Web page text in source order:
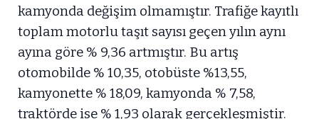
kamyonda değişim olmamıştır. Trafiğe kayıtlı
toplam motorlu taşıt sayısı geçen yılın aynı
ayına göre % 9,36 artmıştır. Bu artış
otomobilde % 10,35, otobüste %13,55,
kamyonette % 18,09, kamyonda % 7,58,
traktörde ise % 1,93 olarak gerçekleşmiştir.